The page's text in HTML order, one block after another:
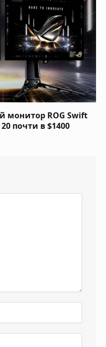
монитор ROG Swift
почти в $1400